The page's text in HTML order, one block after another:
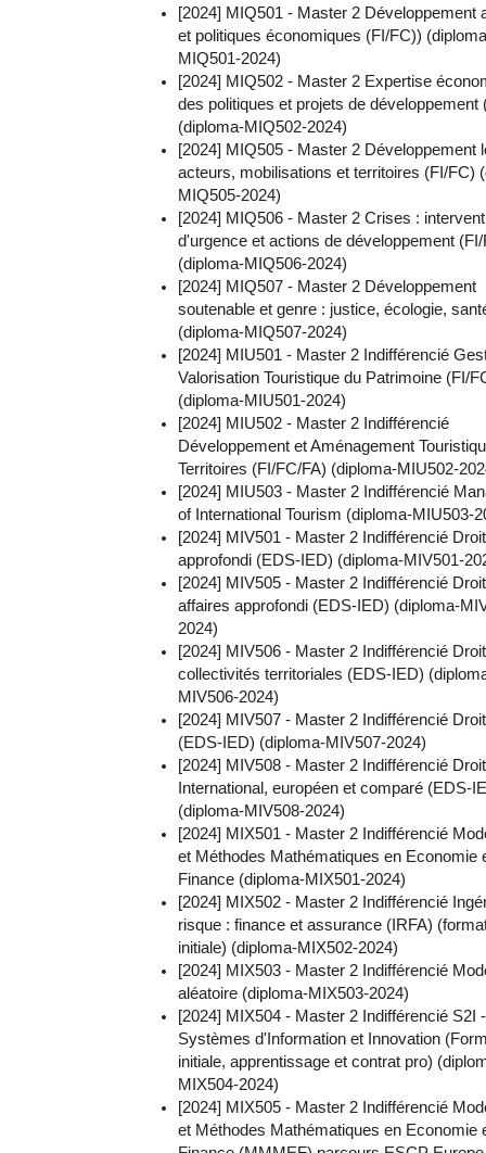
[2024] MIQ501 - Master 2 Développement
et politiques économiques (FI/FC))
MIQ501-2024)
[2024] MIQ502 - Master 2 Expertise
des politiques et projets de développement
(diploma-MIQ502-2024)
[2024] MIQ505 - Master 2 Développement
acteurs, mobilisations et territoires (FI/FC)
MIQ505-2024)
[2024] MIQ506 - Master 2 Crises :
d'urgence et actions de développement
(diploma-MIQ506-2024)
[2024] MIQ507 - Master 2 Développement
soutenable et genre : justice, écologie,
(diploma-MIQ507-2024)
[2024] MIU501 - Master 2 Indifférencié
Valorisation Touristique du Patrimoine (FI/
(diploma-MIU501-2024)
[2024] MIU502 - Master 2 Indifférencié
Développement et Aménagement
Territoires (FI/FC/FA) (diploma-MIU502-
[2024] MIU503 - Master 2 Indifférencié
of International Tourism (diploma-MIU503-
[2024] MIV501 - Master 2 Indifférencié
approfondi (EDS-IED) (diploma-MIV501-
[2024] MIV505 - Master 2 Indifférencié
affaires approfondi (EDS-IED) (diploma-
2024)
[2024] MIV506 - Master 2 Indifférencié
collectivités territoriales (EDS-IED)
MIV506-2024)
[2024] MIV507 - Master 2 Indifférencié
(EDS-IED) (diploma-MIV507-2024)
[2024] MIV508 - Master 2 Indifférencié Droit
International, européen et comparé (EDS-
(diploma-MIV508-2024)
[2024] MIX501 - Master 2 Indifférencié
et Méthodes Mathématiques en Economie
Finance (diploma-MIX501-2024)
[2024] MIX502 - Master 2 Indifférencié
risque : finance et assurance (IRFA)
initiale) (diploma-MIX502-2024)
[2024] MIX503 - Master 2 Indifférencié
aléatoire (diploma-MIX503-2024)
[2024] MIX504 - Master 2 Indifférencié S2I -
Systèmes d'Information et Innovation
initiale, apprentissage et contrat pro)
MIX504-2024)
[2024] MIX505 - Master 2 Indifférencié
et Méthodes Mathématiques en Economie